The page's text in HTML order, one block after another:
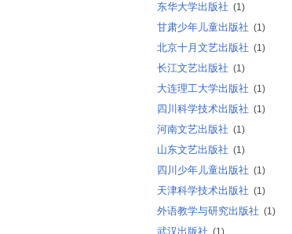
东华大学出版社 (1)
甘肃少年儿童出版社 (1)
北京十月文艺出版社 (1)
长江文艺出版社 (1)
大连理工大学出版社 (1)
四川科学技术出版社 (1)
河南文艺出版社 (1)
山东文艺出版社 (1)
四川少年儿童出版社 (1)
天津科学技术出版社 (1)
外语教学与研究出版社 (1)
武汉出版社 (1)